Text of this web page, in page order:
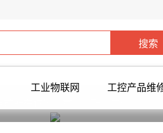
工业物联网 工控产品维